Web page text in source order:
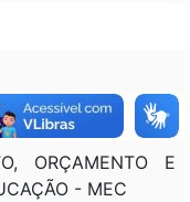
ORÇAMENTO E
- MEC